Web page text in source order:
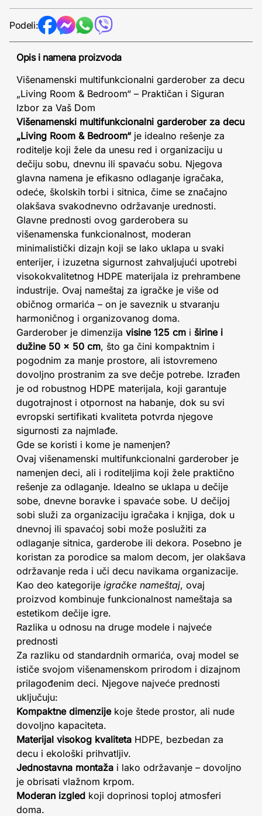
Podeli:
Opis i namena proizvoda
Višenamenski multifunkcionalni garderober za decu
„Living Room & Bedroom“ – Praktičan i Siguran
Izbor za Vaš Dom
Višenamenski multifunkcionalni garderober za decu
„Living Room & Bedroom“ je idealno rešenje za
roditelje koji žele da unesu red i organizaciju u
dečiju sobu, dnevnu ili spavaću sobu. Njegova
glavna namena je efikasno odlaganje igračaka,
odeće, školskih torbi i sitnica, čime se značajno
olakšava svakodnevno održavanje urednosti.
Glavne prednosti ovog garderobera su
višenamenska funkcionalnost, moderan
minimalistički dizajn koji se lako uklapa u svaki
enterijer, i izuzetna sigurnost zahvaljujući upotrebi
visokokvalitetnog HDPE materijala iz prehrambene
industrije. Ovaj nameštaj za igračke je više od
običnog ormarića – on je saveznik u stvaranju
harmoničnog i organizovanog doma.
Garderober je dimenzija visine 125 cm i širine i
dužine 50 x 50 cm, što ga čini kompaktnim i
pogodnim za manje prostore, ali istovremeno
dovoljno prostranim za sve dečje potrebe. Izrađen
je od robustnog HDPE materijala, koji garantuje
dugotrajnost i otpornost na habanje, dok su svi
evropski sertifikati kvaliteta potvrda njegove
sigurnosti za najmlađe.
Gde se koristi i kome je namenjen?
Ovaj višenamenski multifunkcionalni garderober je
namenjen deci, ali i roditeljima koji žele praktično
rešenje za odlaganje. Idealno se uklapa u dečije
sobe, dnevne boravke i spavaće sobe. U dečijoj
sobi služi za organizaciju igračaka i knjiga, dok u
dnevnoj ili spavaćoj sobi može poslužiti za
odlaganje sitnica, garderobe ili dekora. Posebno je
koristan za porodice sa malom decom, jer olakšava
održavanje reda i uči decu navikama organizacije.
Kao deo kategorije igračke nameštaj, ovaj
proizvod kombinuje funkcionalnost nameštaja sa
estetikom dečije igre.
Razlika u odnosu na druge modele i najveće
prednosti
Za razliku od standardnih ormarića, ovaj model se
ističe svojom višenamenskom prirodom i dizajnom
prilagođenim deci. Njegove najveće prednosti
uključuju:
Kompaktne dimenzijekoje štede prostor, ali nude
dovoljno kapaciteta.
Materijal visokog kvaliteta HDPE, bezbedan za
decu i ekološki prihvatljiv.
Jednostavna montaža i lako održavanje – dovoljno
je obrisati vlažnom krpom.
Moderan izgled koji doprinosi toploj atmosferi
doma.